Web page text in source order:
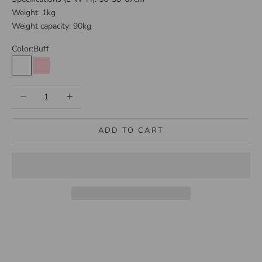
Weight: 1kg
Weight capacity: 90kg
Color:Buff
Buff Pink
Decrease quantityIncrease quantity
ADD TO CART